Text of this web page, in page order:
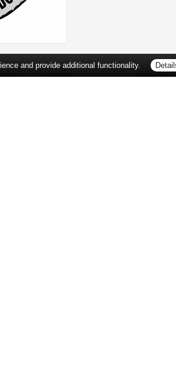
App Leistungen
and provide additional functionality.